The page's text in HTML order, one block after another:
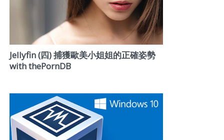
Jellyfin (四) 捕獲歐美小姐姐的正確姿勢
with thePornDB